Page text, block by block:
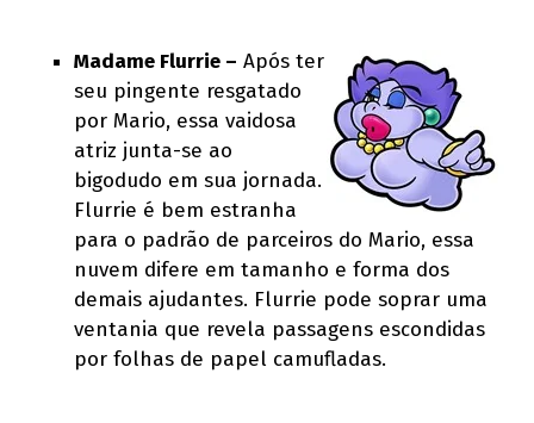
Madame Flurrie – Após ter
seu pingente resgatado
por Mario, essa vaidosa
atriz junta-se ao
bigodudo em sua jornada.
Flurrie é bem estranha
para o padrão de parceiros do Mario, essa
nuvem difere em tamanho e forma dos
demais ajudantes. Flurrie pode soprar uma
ventania que revela passagens escondidas
por folhas de papel camufladas.